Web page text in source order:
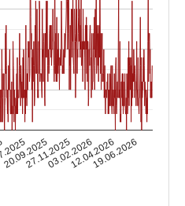
20.09.202527.11.202503.02.202612.04.2026
19.06.2026